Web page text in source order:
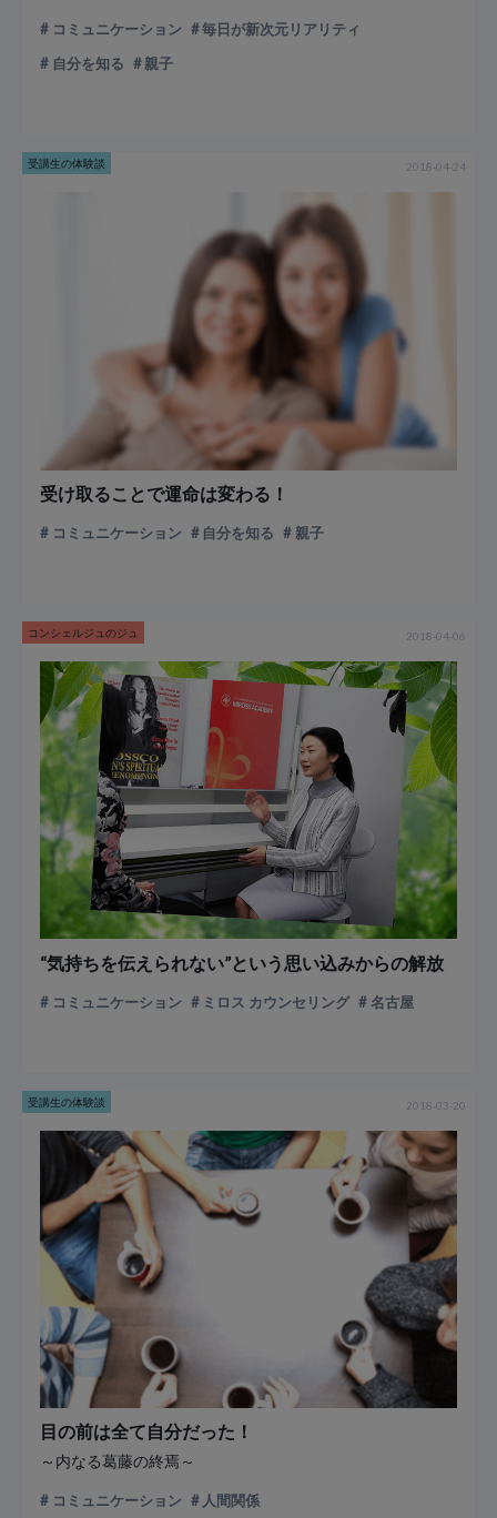
コミュニケーション
毎日が新次元リアリティ
自分を知る
親子
受講生の体験談 2018-04-24
受け取ることで運命は変わる！
コミュニケーション 自分を知る 親子
コンシェルジュのジュ 2018-04-06
“気持ちを伝えられない”という思い込みからの解放
コミュニケーション ミロス カウンセリング 名古屋
受講生の体験談 2018-03-20
目の前は全て自分だった！
～内なる葛藤の終焉～
コミュニケーション 人間関係